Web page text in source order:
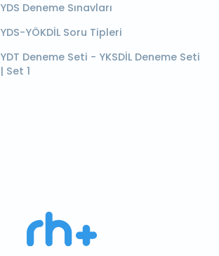
YDS Deneme Sınavları
YDS-YÖKDİL Soru Tipleri
YDT Deneme Seti - YKSDİL Deneme Seti
| Set 1